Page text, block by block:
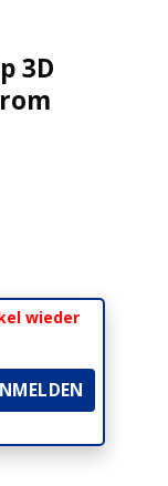
3D
wieder